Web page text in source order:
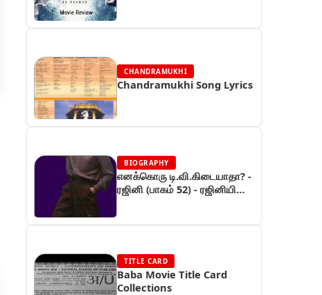
CHANDRAMUKHI
Chandramukhi Song Lyrics
BIOGRAPHY
எனக்கொரு டி.வி.கிடையாதா? -
ரஜினி (பாகம் 52) - ரஜினியின்
TITLE CARD
Baba Movie Title Card
Collections